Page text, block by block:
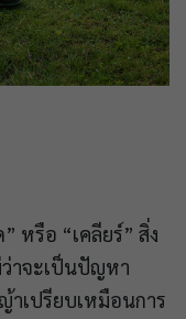
หรือ “เคลียร์” สิ่ง
าจะเป็นปัญหา
าเปรียบเหมือนการ